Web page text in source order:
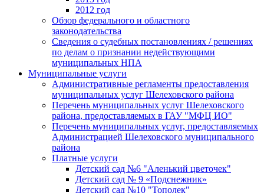
2012 год
Обзор федерального и областного
законодательства
Сведения о судебных постановлениях / решениях
по делам о признании недействующими
муниципальных НПА
Муниципальные услуги
Административные регламенты предоставления
муниципальных услуг Шелеховского района
Перечень муниципальных услуг Шелеховского
района, предоставляемых в ГАУ "МФЦ ИО"
Перечень муниципальных услуг, предоставляемых
Администрацией Шелеховского муниципального
района
Платные услуги
Детский сад №6 "Аленький цветочек"
Детский сад № 9 «Подснежник»
Детский сад №10 "Тополек"